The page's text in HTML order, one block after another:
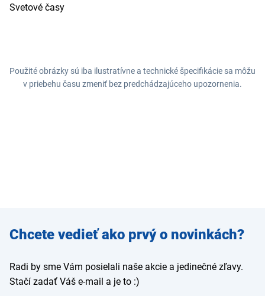
Svetové časy
Použité obrázky sú iba ilustratívne a technické špecifikácie sa môžu
v priebehu času zmeniť bez predchádzajúceho upozornenia.
Zadajte
e-mail
Chcete vedieť ako prvý o novinkách?
Radi by sme Vám posielali naše akcie a jedinečné zľavy.
Stačí zadať Váš e-mail a je to :)